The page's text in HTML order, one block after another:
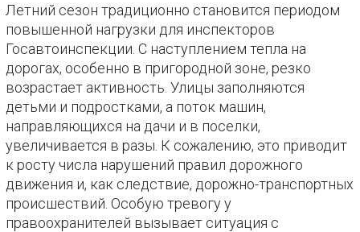
Летний сезон традиционно становится периодом
повышенной нагрузки для инспекторов
Госавтоинспекции. С наступлением тепла на
дорогах, особенно в пригородной зоне, резко
возрастает активность. Улицы заполняются
детьми и подростками, а поток машин,
направляющихся на дачи и в поселки,
увеличивается в разы. К сожалению, это приводит
к росту числа нарушений правил дорожного
движения и, как следствие, дорожно-транспортных
происшествий. Особую тревогу у
правоохранителей вызывает ситуация с